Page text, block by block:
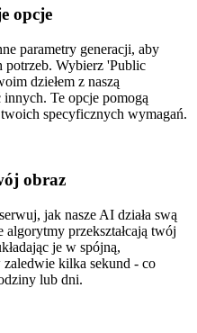
opcje
parametry generacji, aby
Wybierz 'Public
dziełem z naszą
innych. Te opcje pomogą
specyficznych wymagań.
obraz
jak nasze AI działa swą
algorytmy przekształcają twój
je w spójną,
kilka sekund - co
lub dni.